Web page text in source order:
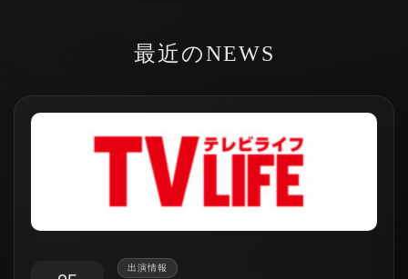
最近のNEWS
出演情報